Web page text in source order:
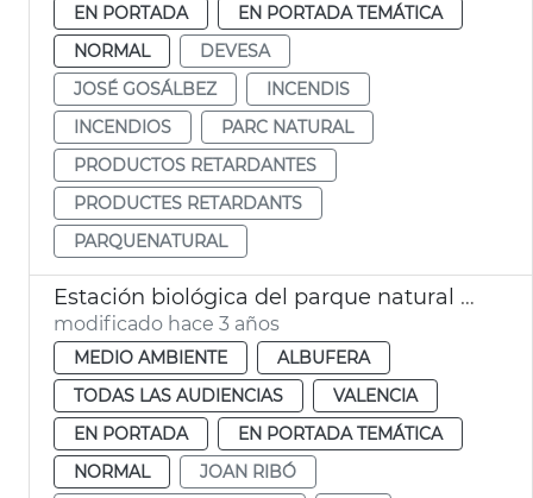
EN PORTADA
EN PORTADA TEMÁTICA
NORMAL
DEVESA
JOSÉ GOSÁLBEZ
INCENDIS
INCENDIOS
PARC NATURAL
PRODUCTOS RETARDANTES
PRODUCTES RETARDANTS
PARQUENATURAL
Estación biológica del parque natural de l’Albufera
modificado hace 3 años
MEDIO AMBIENTE
ALBUFERA
TODAS LAS AUDIENCIAS
VALENCIA
EN PORTADA
EN PORTADA TEMÁTICA
NORMAL
JOAN RIBÓ